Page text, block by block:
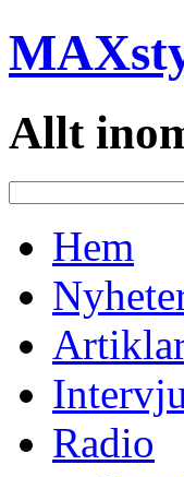
Allt
Hem
Radio